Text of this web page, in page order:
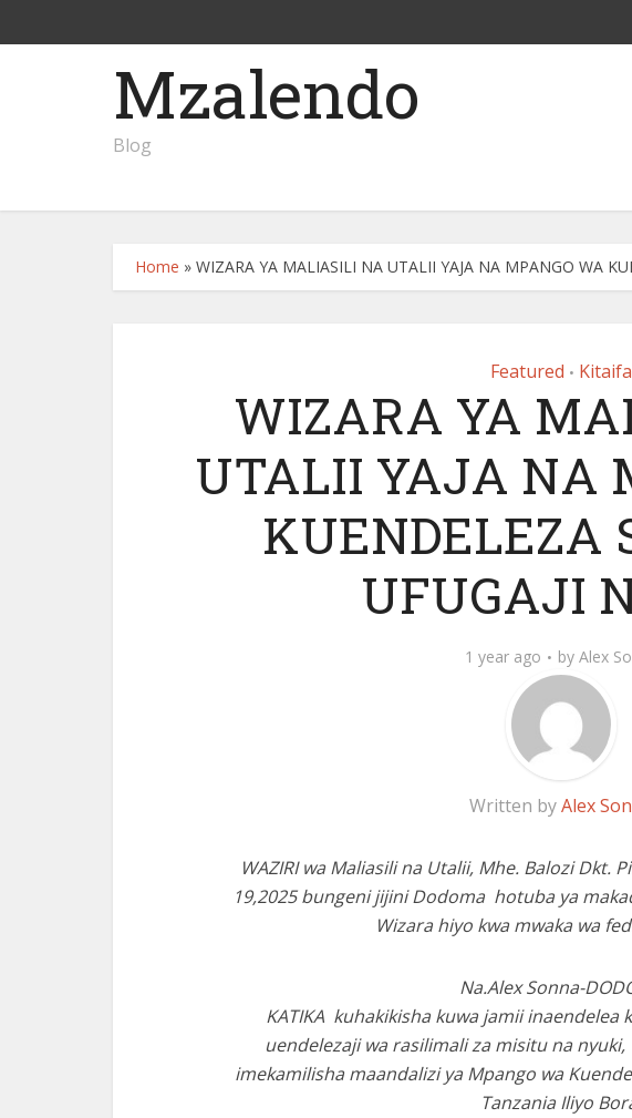
Mzalendo
Blog
Home » WIZARA YA MALIASILI NA UTALII YAJA NA MPANGO WA
Featured • Kitaifa
WIZARA YA
UTALII YAJA NA
KUENDELEZA
UFUGAJI
1 year ago by Alex
Written byAlex
WAZIRI wa Maliasili na Utalii, Mhe. Balozi Dkt.
19,2025 bungeni jijini Dodoma hotuba ya
Wizara hiyo kwa mwaka wa
Na.Alex Sonna-
KATIKA kuhakikisha kuwa jamii inaendelea
uendelezaji wa rasilimali za misitu na
imekamilisha maandalizi ya Mpango wa
Tanzania Iliyo